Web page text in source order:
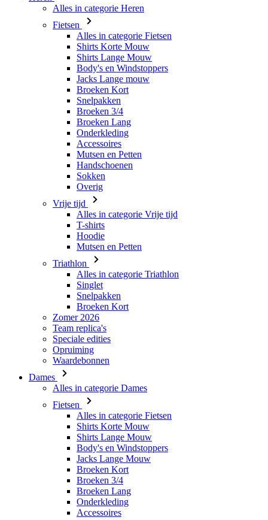
Shirts Lange Mouw
Body's en Windstoppers
Jacks Lange mouw
Broeken Kort
Snelpakken
Broeken 3/4
Broeken Lang
Onderkleding
Accessoires
Mutsen en Petten
Handschoenen
Sokken
Overig
Vrije tijd
Alles in categorie Vrije tijd
T-shirts
Hoodie
Mutsen en Petten
Triathlon
Alles in categorie Triathlon
Singlet
Snelpakken
Broeken Kort
Zomer 2026
Team replica's
Speciale edities
Opruiming
Waardebonnen
Dames
Alles in categorie Dames
Fietsen
Alles in categorie Fietsen
Shirts Lange Mouw
Body's en Windstoppers
Jacks Lange Mouw
Broeken Kort
Broeken 3/4
Broeken Lang
Onderkleding
Accessoires
Mutsen en Petten
Handschoenen
Sokken
Overig